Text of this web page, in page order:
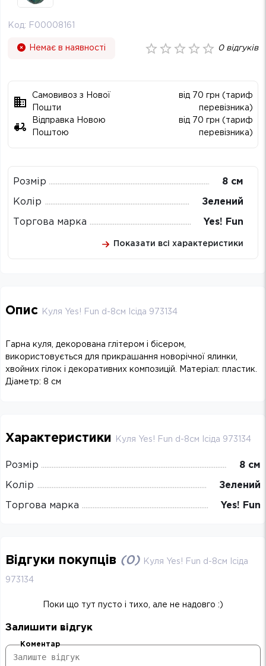
Код: F00008161
Немає в наявності 0відгуків
Самовивоз з Нової
Пошти
від 70 грн (тариф
перевізника)
Відправка Новою
Поштою
від 70 грн (тариф
перевізника)
Розмір 8 см
Колір Зелений
Торгова марка Yes! Fun
Показати всі характеристики
Опис Куля Yes! Fun d-8см Ісіда 973134
Гарна куля, декорована глітером і бісером,
використовується для прикрашання новорічної ялинки,
хвойних гілок і декоративних композицій. Матеріал: пластик.
Діаметр: 8 см
Характеристики Куля Yes! Fun d-8см Ісіда 973134
Розмір 8 см
Колір Зелений
Торгова марка Yes! Fun
Відгуки покупців (0) Куля Yes! Fun d-8см Ісіда
973134
Поки що тут пусто і тихо, але не надовго :)
Залишити відгук
Коментар